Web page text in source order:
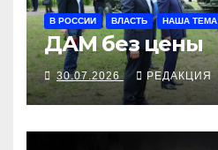
В РОССИИ ВЛАСТЬ НАША ТЕМА
ДАМ без цены
30.07.2026 РЕДАКЦИЯ